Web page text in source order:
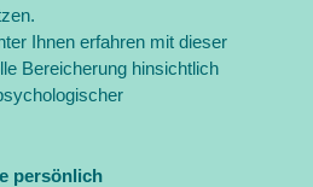
Ihnen erfahren mit dieser
Bereicherung hinsichtlich
persönlich